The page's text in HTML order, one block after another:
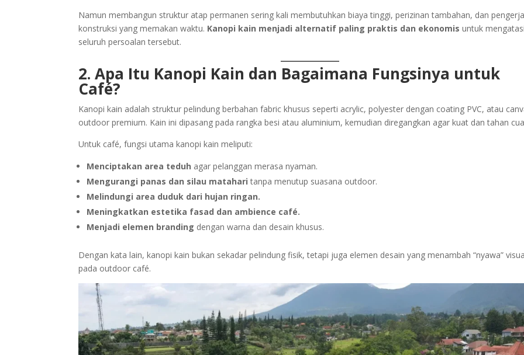
Namun membangun struktur atap permanen sering kali membutuhkan biaya tinggi, perizinan tambahan, dan
konstruksi yang memakan waktu. Kanopi kain menjadi alternatif paling praktis dan ekonomis untuk mengatasi
seluruh persoalan tersebut.
2. Apa Itu Kanopi Kain dan Bagaimana Fungsinya untuk
Café?
Kanopi kain adalah struktur pelindung berbahan fabric khusus seperti acrylic, polyester dengan coating PVC, atau
outdoor premium. Kain ini dipasang pada rangka besi atau aluminium, kemudian diregangkan agar kuat dan tahan
Untuk café, fungsi utama kanopi kain meliputi:
Menciptakan area teduh agar pelanggan merasa nyaman.
Mengurangi panas dan silau matahari tanpa menutup suasana outdoor.
Melindungi area duduk dari hujan ringan.
Meningkatkan estetika fasad dan ambience café.
Menjadi elemen branding dengan warna dan desain khusus.
Dengan kata lain, kanopi kain bukan sekadar pelindung fisik, tetapi juga elemen desain yang menambah “nyawa”
pada outdoor café.